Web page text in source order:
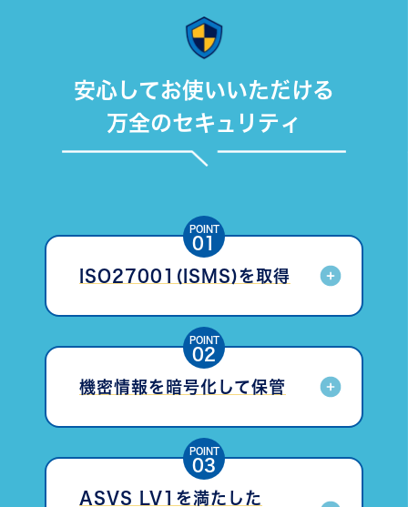
安心してお使いいただける
万全のセキュリティ
POINT
01
ISO27001(ISMS)を取得
な情報セキュリティ監査の実施と､継続的な教育・
改善プロセスを通じて､堅牢かつ安全な体制を構
築・維持しています。
POINT
02
機密情報を暗号化して保管
れ､保管されています。不正なアクセスがあった場
合でも情報は安全に保護されます。
POINT
03
ASVS LV1を満たした